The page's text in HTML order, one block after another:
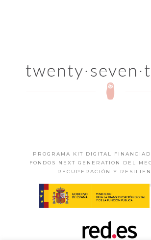
PROGRAMA KIT DIGITAL
FONDOS NEXT GENERATION DEL
RECUPERACIÓN Y